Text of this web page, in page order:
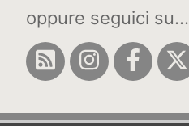
oppure seguici su...